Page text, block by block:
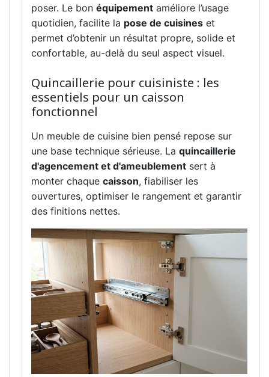
poser. Le bon équipement améliore l’usage
quotidien, facilite la pose de cuisines et
permet d’obtenir un résultat propre, solide et
confortable, au-delà du seul aspect visuel.
Quincaillerie pour cuisiniste : les
essentiels pour un caisson
fonctionnel
Un meuble de cuisine bien pensé repose sur
une base technique sérieuse. La quincaillerie
d'agencement et d'ameublement sert à
monter chaque caisson, fiabiliser les
ouvertures, optimiser le rangement et garantir
des finitions nettes.